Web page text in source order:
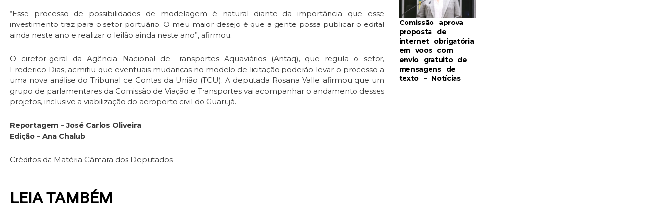
“Esse processo de possibilidades de modelagem é natural diante da importância que esse
investimento traz para o setor portuário. O meu maior desejo é que a gente possa publicar o edital
ainda neste ano e realizar o leilão ainda neste ano”, afirmou.
O diretor-geral da Agência Nacional de Transportes Aquaviários (Antaq), que regula o setor,
Frederico Dias, admitiu que eventuais mudanças no modelo de licitação poderão levar o processo a
uma nova análise do Tribunal de Contas da União (TCU). A deputada Rosana Valle afirmou que um
grupo de parlamentares da Comissão de Viação e Transportes vai acompanhar o andamento desses
projetos, inclusive a viabilização do aeroporto civil do Guarujá.
Reportagem – José Carlos Oliveira
Edição – Ana Chalub
Créditos da Matéria Câmara dos Deputados
LEIA TAMBÉM
Comissão aprova
proposta de
internet obrigatória
em voos com
envio gratuito de
mensagens de
texto – Notícias